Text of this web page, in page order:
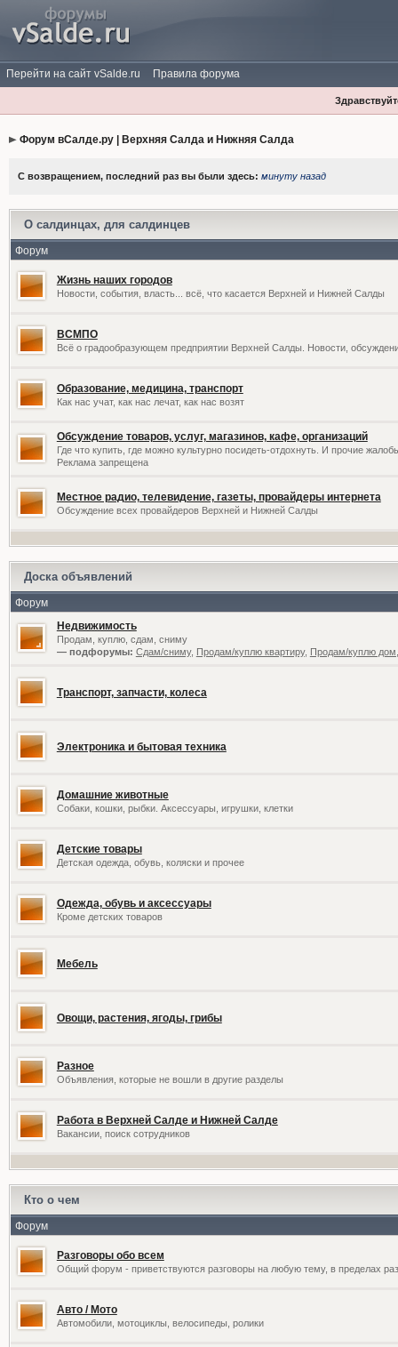
Перейти на сайт vSalde.ru Правила форума
Форум вСалде.ру | Верхняя Салда и Нижняя Салда
С возвращением, последний раз вы были здесь: минуту назад
О салдинцах, для салдинцев
Форум
Жизнь наших городов
Новости, события, власть... всё, что касается Верхней и Нижней Салды
ВСМПО
Всё о градообразующем предприятии Верхней Салды. Новости,
Образование, медицина, транспорт
Как нас учат, как нас лечат, как нас возят
Обсуждение товаров, услуг, магазинов, кафе, организаций
Где что купить, где можно культурно посидеть-отдохнуть. И прочие
Реклама запрещена
Местное радио, телевидение, газеты, провайдеры интернета
Обсуждение всех провайдеров Верхней и Нижней Салды
Доска объявлений
Форум
Недвижимость
Продам, куплю, сдам, сниму
— подфорумы: Сдам/сниму, Продам/куплю квартиру, Продам/куплю
Транспорт, запчасти, колеса
Электроника и бытовая техника
Домашние животные
Собаки, кошки, рыбки. Аксессуары, игрушки, клетки
Детские товары
Детская одежда, обувь, коляски и прочее
Одежда, обувь и аксессуары
Кроме детских товаров
Мебель
Овощи, растения, ягоды, грибы
Разное
Объявления, которые не вошли в другие разделы
Работа в Верхней Салде и Нижней Салде
Вакансии, поиск сотрудников
Кто о чем
Форум
Разговоры обо всем
Общий форум - приветствуются разговоры на любую тему, в пределах
Авто / Мото
Автомобили, мотоциклы, велосипеды, ролики